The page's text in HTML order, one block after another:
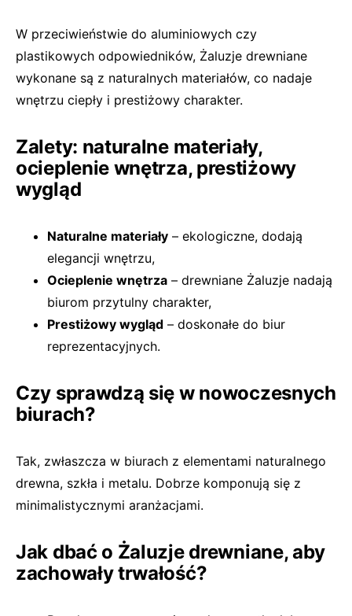
W przeciwieństwie do aluminiowych czy
plastikowych odpowiedników, Żaluzje drewniane
wykonane są z naturalnych materiałów, co nadaje
wnętrzu ciepły i prestiżowy charakter.
Zalety: naturalne materiały,
ocieplenie wnętrza, prestiżowy
wygląd
Naturalne materiały – ekologiczne, dodają
elegancji wnętrzu,
Ocieplenie wnętrza – drewniane Żaluzje nadają
biurom przytulny charakter,
Prestiżowy wygląd – doskonałe do biur
reprezentacyjnych.
Czy sprawdzą się w nowoczesnych
biurach?
Tak, zwłaszcza w biurach z elementami naturalnego
drewna, szkła i metalu. Dobrze komponują się z
minimalistycznymi aranżacjami.
Jak dbać o Żaluzje drewniane, aby
zachowały trwałość?